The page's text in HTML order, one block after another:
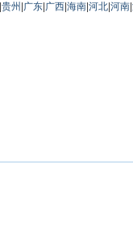
贵州 广东 广西 海南 河北 河南